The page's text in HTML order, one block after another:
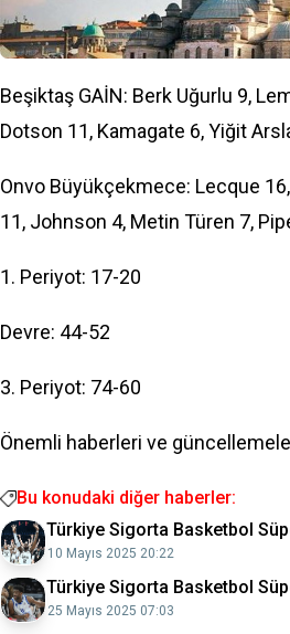
Beşiktaş GAİN: Berk Uğurlu 9,
Dotson 11, Kamagate 6, Yiğit
Onvo Büyükçekmece: Lecque
11, Johnson 4, Metin Türen 7,
1. Periyot: 17-20
Devre: 44-52
3. Periyot: 74-60
Önemli haberleri ve
Bu konudaki diğer haberler:
Türkiye Sigorta Basketbol
10 Mayıs 2025 20:22
Türkiye Sigorta Basketbol
25 Mayıs 2025 07:03